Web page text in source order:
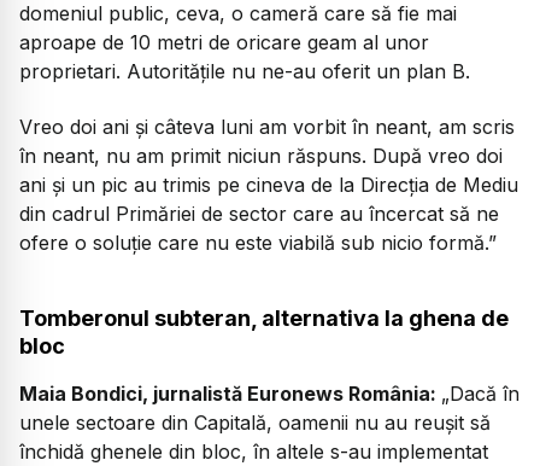
domeniul public, ceva, o cameră care să fie mai
aproape de 10 metri de oricare geam al unor
proprietari. Autoritățile nu ne-au oferit un plan B.
Vreo doi ani și câteva luni am vorbit în neant, am scris
în neant, nu am primit niciun răspuns. După vreo doi
ani și un pic au trimis pe cineva de la Direcția de Mediu
din cadrul Primăriei de sector care au încercat să ne
ofere o soluție care nu este viabilă sub nicio formă.”
Tomberonul subteran, alternativa la ghena de
bloc
Maia Bondici, jurnalistă Euronews România: „Dacă în
unele sectoare din Capitală, oamenii nu au reușit să
închidă ghenele din bloc, în altele s-au implementat